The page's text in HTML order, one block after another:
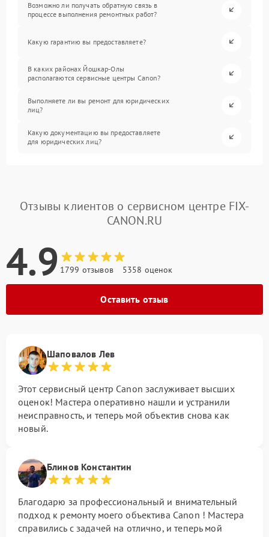
Возможно ли получать обратную связь в
процессе выполнения ремонтных работ?
Какую гарантию вы предоставляете?
В каких районах Йошкар-Олы
располагаются сервисные центры Canon?
Выполняете ли вы ремонт для юридических
лиц?
Какую документацию вы предоставляете
для юридических лиц?
Отзывы клиентов о сервисном центре FIX-
CANON.RU
4.9 1799 отзывов 5358 оценок
Оставить отзыв
Шаповалов Лев
Этот сервисный центр Canon заслуживает высших
оценок! Мастера оперативно нашли и устранили
неисправность, и теперь мой объектив снова как
новый.
Блинов Константин
Благодарю за профессиональный и внимательный
подход к ремонту моего объектива Canon ! Мастера
справились с задачей на отлично, и теперь мой